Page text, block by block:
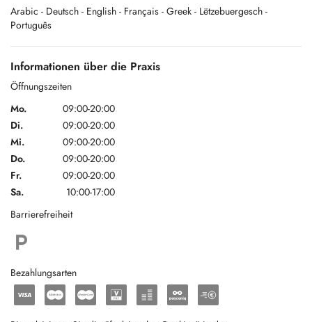
Arabic - Deutsch - English - Français - Greek - Lëtzebuergesch -
Português
Informationen über die Praxis
Öffnungszeiten
Mo.
09:00-20:00
Di.
09:00-20:00
Mi.
09:00-20:00
Do.
09:00-20:00
Fr.
09:00-20:00
Sa.
10:00-17:00
Barrierefreiheit
Bezahlungsarten